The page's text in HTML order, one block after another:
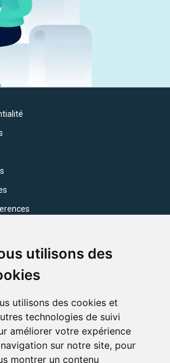
utilisons des
utilisons des cookies et
technologies de suivi
améliorer votre expérience
sur notre site, pour
montrer un contenu
Team
12 000 adresses et événements
de BrusselsLife.be et découvrez
et un grand choix d'événements,